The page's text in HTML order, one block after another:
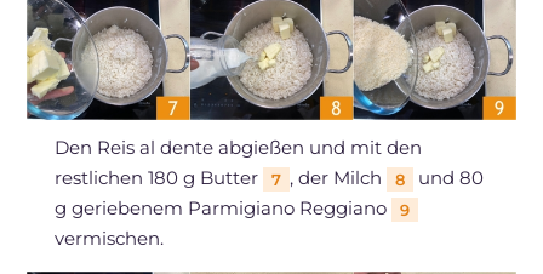
Den Reis al dente abgießen und mit den
restlichen 180 g Butter
7 , der Milch 8
und 80
g geriebenem Parmigiano Reggiano
9
vermischen.